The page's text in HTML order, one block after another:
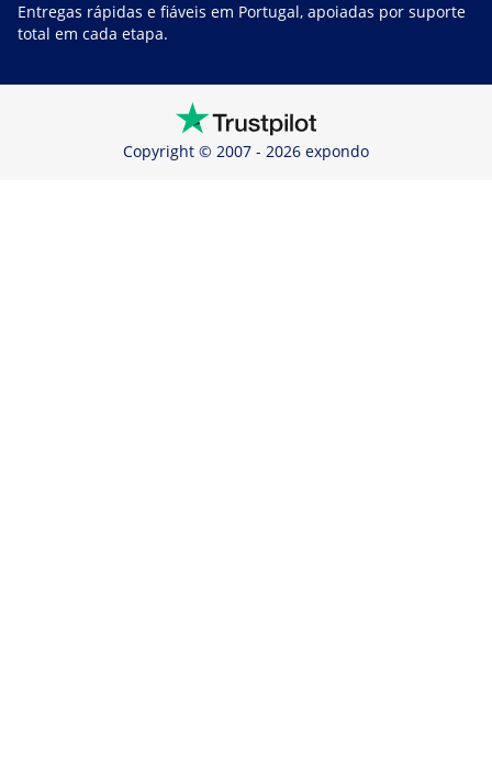
Entregas rápidas e fiáveis em Portugal, apoiadas por suporte
total em cada etapa.
Copyright © 2007 - 2026 expondo